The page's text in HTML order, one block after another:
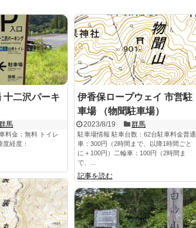
十二沢パーキ
馬
料金：無料 トイレ
経度：
伊香保ロープウェイ 市営駐
車場 （物聞駐車場）
2023/8/19 群馬
駐車場情報 駐車台数：62台駐車料金普通
車：300円（2時間まで、以降1時間ごと
に＋100円）二輪車：100円（2時間ま
で、...
記事を読む